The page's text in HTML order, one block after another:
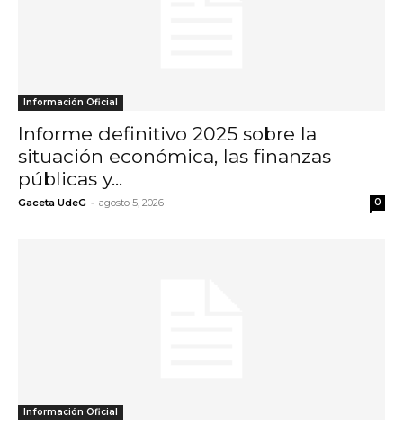
Información Oficial
Informe definitivo 2025 sobre la
situación económica, las finanzas
públicas y...
Gaceta UdeG - agosto 5, 2026 0
Información Oficial